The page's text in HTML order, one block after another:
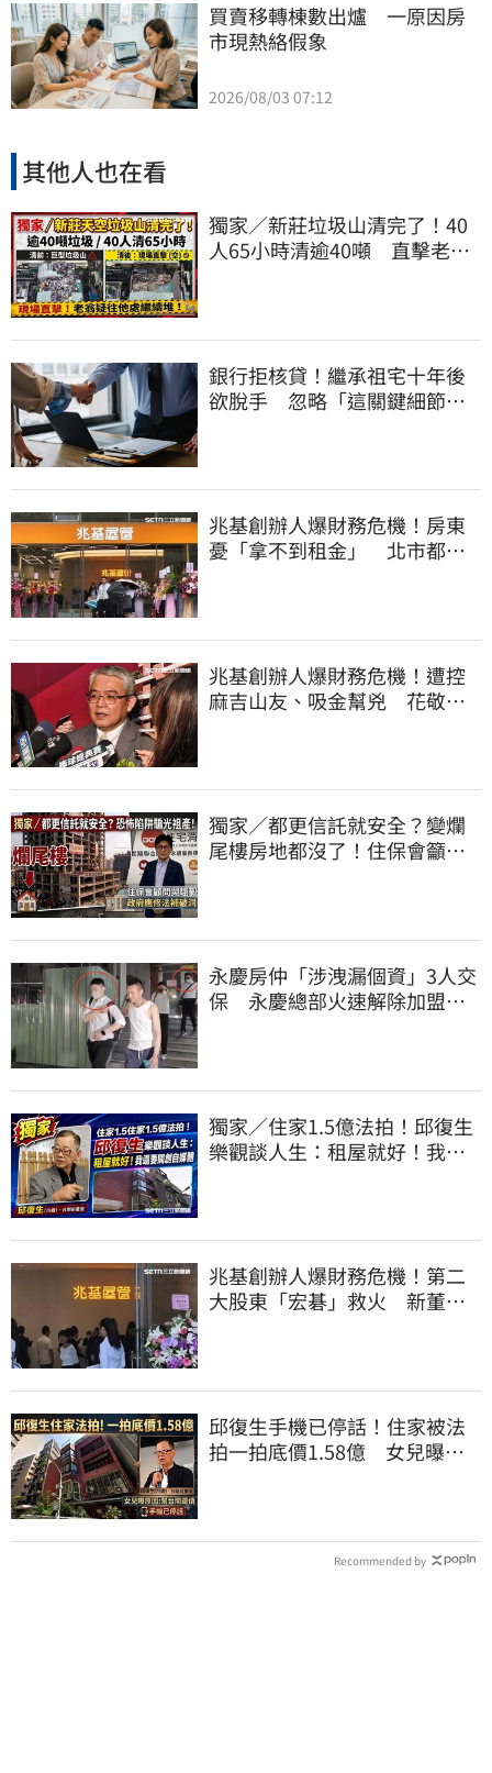
買賣移轉棟數出爐　一原因房
市現熱絡假象
2026/08/03 07:12
其他人也在看
獨家／新莊垃圾山清完了！40
人65小時清逾40噸 直擊老翁
銀行拒核貸！繼承祖宅十年後
欲脫手 忽略「這關鍵細節」
兆基創辦人爆財務危機！房東
憂「拿不到租金」 北市都發
兆基創辦人爆財務危機！遭控
麻吉山友、吸金幫兇 花敬群
獨家／都更信託就安全？變爛
尾樓房地都沒了！住保會籲修
永慶房仲「涉洩漏個資」3人交
保 永慶總部火速解除加盟：
獨家／住家1.5億法拍！邱復生
樂觀談人生：租屋就好！我還
兆基創辦人爆財務危機！第二
大股東「宏碁」救火 新董座
邱復生手機已停話！住家被法
拍一拍底價1.58億 女兒曝原
Recommended by